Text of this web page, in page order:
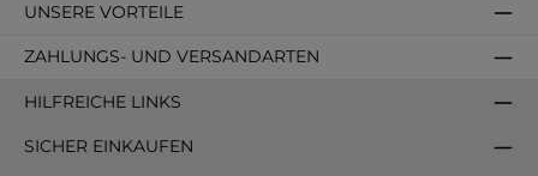
UNSERE VORTEILE
ZAHLUNGS- UND VERSANDARTEN
HILFREICHE LINKS
SICHER EINKAUFEN